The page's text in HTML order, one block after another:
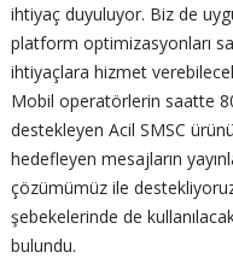
ihtiyaç duyuluyor. Biz de
platform optimizasyonları
ihtiyaçlara hizmet
Mobil operatörlerin saatte
destekleyen Acil SMSC
hedefleyen mesajların
çözümümüz ile
şebekelerinde de
bulundu.